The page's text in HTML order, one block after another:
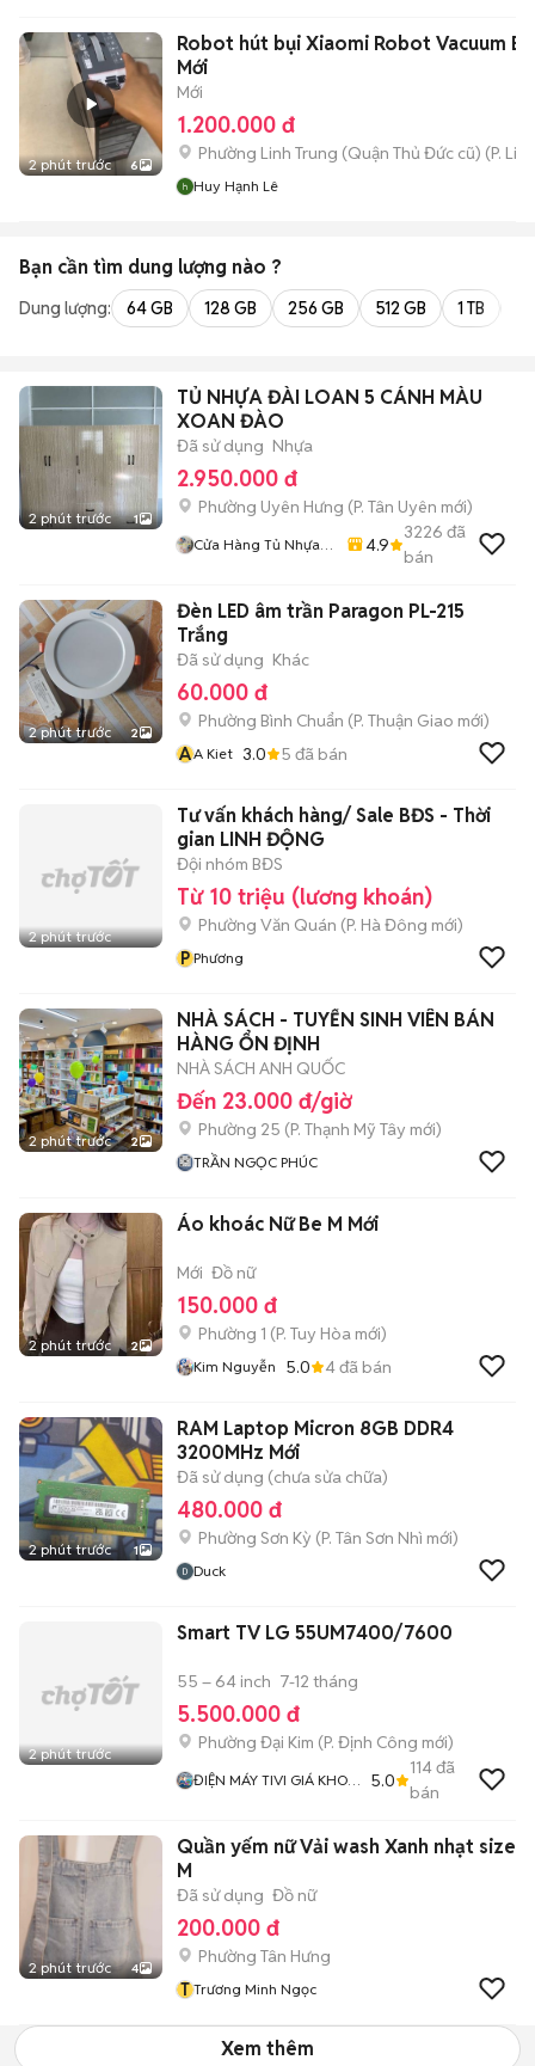
2 phút trước 6
Robot hút bụi Xiaomi Robot Vacuum
Mới
Mới
1.200.000 đ
Phường Linh Trung (Quận Thủ Đức cũ) (P.
Huy Hạnh Lê
Bạn cần tìm dung lượng nào ?
Dung lượng: 64 GB 128 GB 256 GB 512 GB 1 TB
2 phút trước 1
TỦ NHỰA ĐÀI LOAN 5 CÁNH MÀU
XOAN ĐÀO
Đã sử dụng Nhựa
2.950.000 đ
Phường Uyên Hưng (P. Tân Uyên mới)
Cửa Hàng Tủ Nhựa
4.9
3226 đã
bán
2 phút trước 2
Đèn LED âm trần Paragon PL-215
Trắng
Đã sử dụng Khác
60.000 đ
Phường Bình Chuẩn (P. Thuận Giao mới)
AA Kiet 3.0 5 đã bán
2 phút trước
Tư vấn khách hàng/ Sale BĐS - Thời
gian LINH ĐỘNG
Đội nhóm BĐS
Từ 10 triệu (lương khoán)
Phường Văn Quán (P. Hà Đông mới)
P Phương
2 phút trước 2
NHÀ SÁCH - TUYỂN SINH VIÊN BÁN
HÀNG ỔN ĐỊNH
NHÀ SÁCH ANH QUỐC
Đến 23.000 đ/giờ
Phường 25 (P. Thạnh Mỹ Tây mới)
TRẦN NGỌC PHÚC
2 phút trước 2
Áo khoác Nữ Be M Mới
Mới Đồ nữ
150.000 đ
Phường 1 (P. Tuy Hòa mới)
Kim Nguyễn 5.0 4đã bán
2 phút trước 1
RAM Laptop Micron 8GB DDR4
3200MHz Mới
Đã sử dụng (chưa sửa chữa)
480.000 đ
Phường Sơn Kỳ (P. Tân Sơn Nhì mới)
Duck
2 phút trước
Smart TV LG 55UM7400/7600
55 – 64 inch 7-12 tháng
5.500.000 đ
Phường Đại Kim (P. Định Công mới)
ĐIỆN MÁY TIVI GIÁ KHO
5.0
114đã
bán
2 phút trước 4
Quần yếm nữ Vải wash Xanh nhạt size
M
Đã sử dụng Đồ nữ
200.000 đ
Phường Tân Hưng
T Trương Minh Ngọc
Xem thêm